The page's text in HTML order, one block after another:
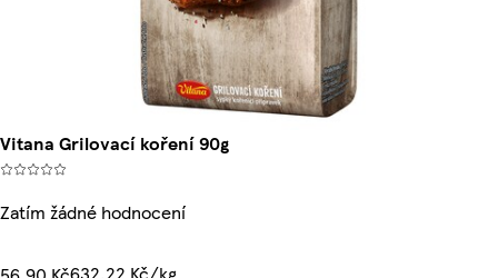
Vitana Grilovací koření 90g
Zatím žádné hodnocení